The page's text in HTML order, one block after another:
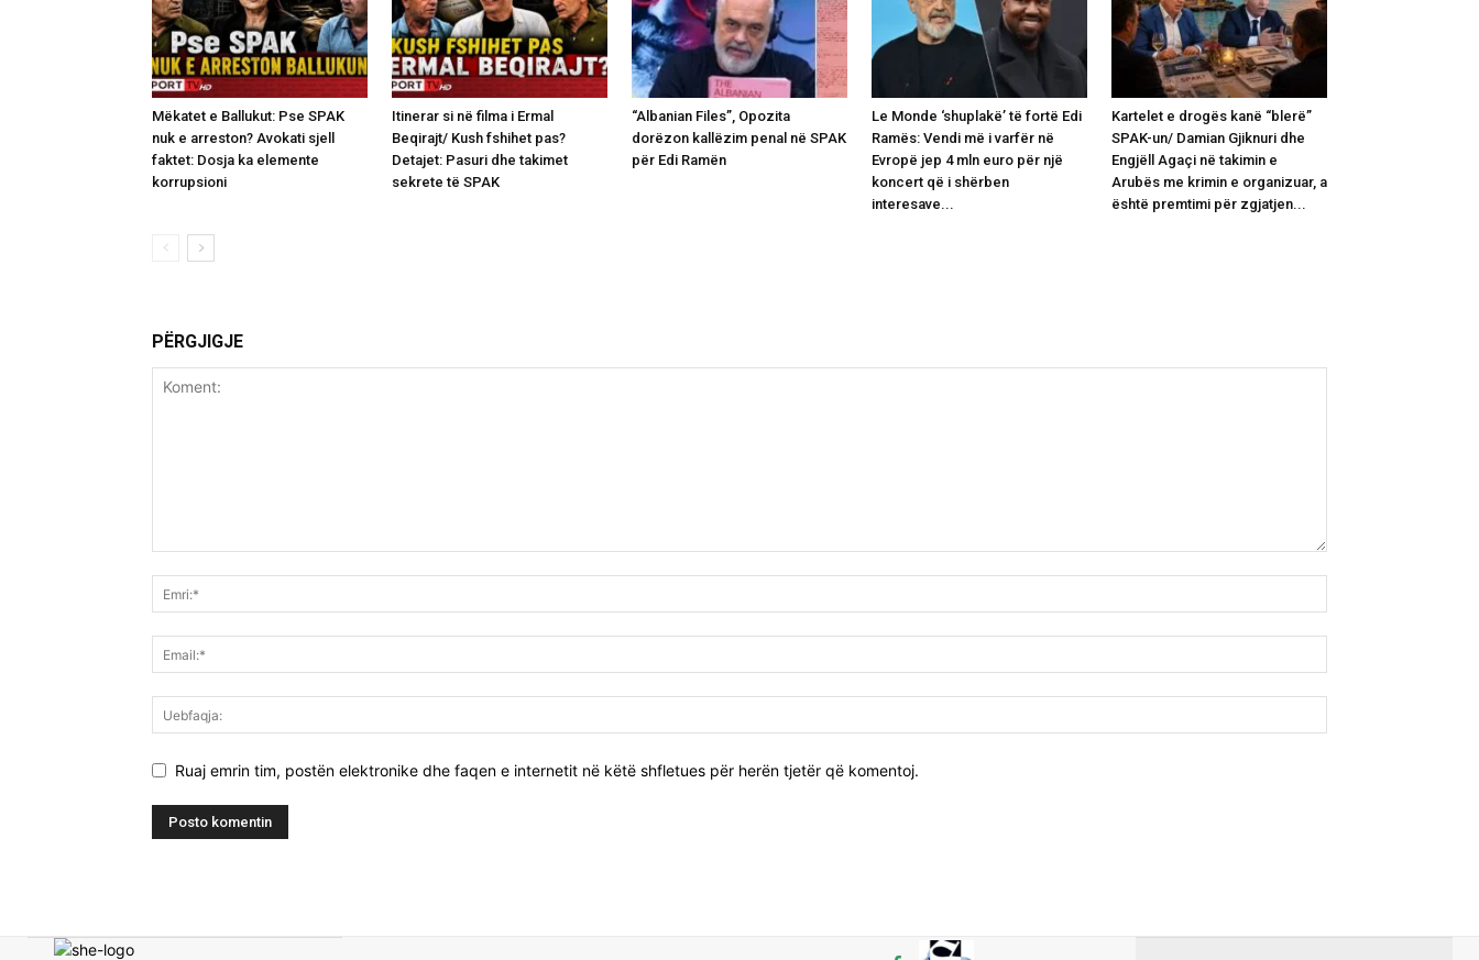
Mëkatet e Ballukut: Pse SPAK
nuk e arreston? Avokati sjell
faktet: Dosja ka elemente
korrupsioni
Itinerar si në filma i Ermal
Beqirajt/ Kush fshihet pas?
Detajet: Pasuri dhe takimet
sekrete të SPAK
“Albanian Files”, Opozita
dorëzon kallëzim penal në SPAK
për Edi Ramën
Le Monde ‘shuplakë’ të fortë Edi
Ramës: Vendi më i varfër në
Evropë jep 4 mln euro për një
koncert që i shërben
interesave...
Kartelet e drogës kanë “blerë”
SPAK-un/ Damian Gjiknuri dhe
Engjëll Agaçi në takimin e
Arubës me krimin e organizuar, a
është premtimi për zgjatjen...
PËRGJIGJE
Ruaj emrin tim, postën elektronike dhe faqen e internetit në këtë shfletues për herën tjetër që komentoj.